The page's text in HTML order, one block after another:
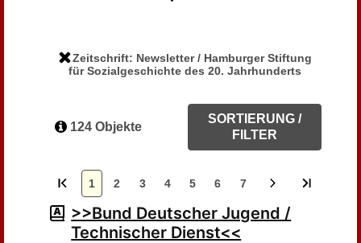
Zeitschrift: Newsletter / Hamburger Stiftung
für Sozialgeschichte des 20. Jahrhunderts
124 Objekte
SORTIERUNG /
FILTER
1 2 3 4 5 6 7
>>Bund Deutscher Jugend /
Technischer Dienst<<